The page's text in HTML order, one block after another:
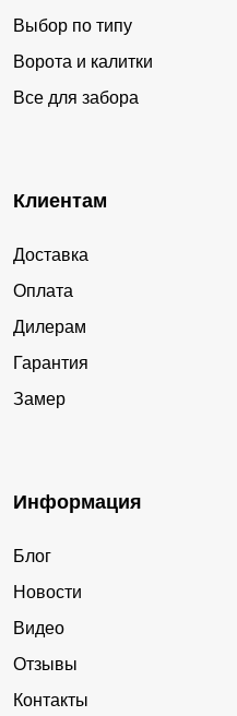
Выбор по типу
Ворота и калитки
Все для забора
Клиентам
Доставка
Оплата
Дилерам
Гарантия
Замер
Информация
Блог
Новости
Видео
Отзывы
Контакты